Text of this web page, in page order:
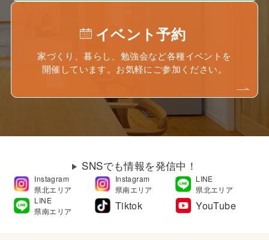
イベント予約
家づくり、暮らし、勉強会など各種イベントを
開催しています。お気軽にご参加ください。
SNSでも情報を発信中！
Instagram
県北エリア
Instagram
県南エリア
LINE
県北エリア
LINE
県南エリア
Tiktok YouTube